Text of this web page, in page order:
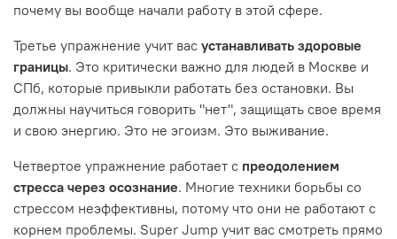
почему вы вообще начали работу в этой сфере.
Третье упражнение учит вас устанавливать здоровые
границы. Это критически важно для людей в Москве и
СПб, которые привыкли работать без остановки. Вы
должны научиться говорить "нет", защищать свое время
и свою энергию. Это не эгоизм. Это выживание.
Четвертое упражнение работает с преодолением
стресса через осознание. Многие техники борьбы со
стрессом неэффективны, потому что они не работают с
корнем проблемы. Super Jump учит вас смотреть прямо